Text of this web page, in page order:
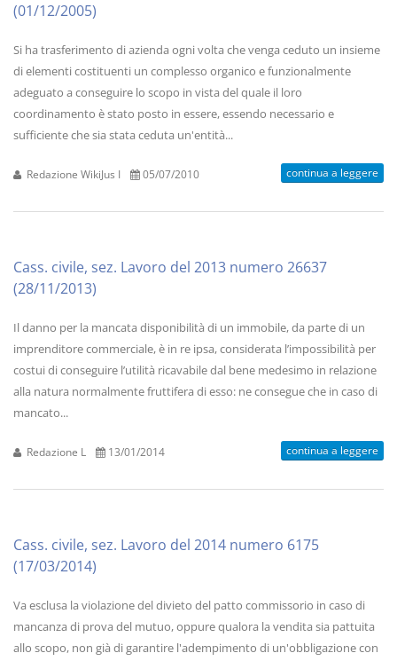
(01/12/2005)
Si ha trasferimento di azienda ogni volta che venga ceduto un insieme
di elementi costituenti un complesso organico e funzionalmente
adeguato a conseguire lo scopo in vista del quale il loro
coordinamento è stato posto in essere, essendo necessario e
sufficiente che sia stata ceduta un'entità...
Redazione WikiJus I 05/07/2010 continua a leggere
Cass. civile, sez. Lavoro del 2013 numero 26637
(28/11/2013)
Il danno per la mancata disponibilità di un immobile, da parte di un
imprenditore commerciale, è in re ipsa, considerata l’impossibilità per
costui di conseguire l’utilità ricavabile dal bene medesimo in relazione
alla natura normalmente fruttifera di esso: ne consegue che in caso di
mancato...
Redazione L 13/01/2014 continua a leggere
Cass. civile, sez. Lavoro del 2014 numero 6175
(17/03/2014)
Va esclusa la violazione del divieto del patto commissorio in caso di
mancanza di prova del mutuo, oppure qualora la vendita sia pattuita
allo scopo, non già di garantire l'adempimento di un'obbligazione con